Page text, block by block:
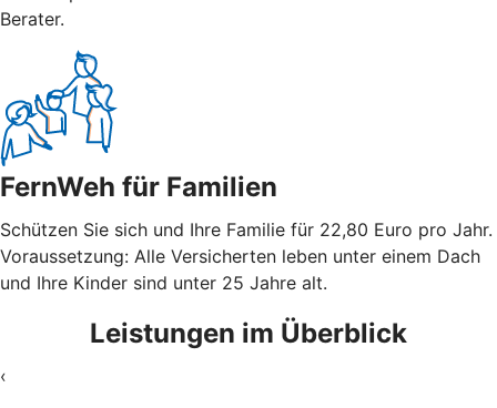
Berater.
FernWeh für Familien
Schützen Sie sich und Ihre Familie für 22,80 Euro pro Jahr.
Voraussetzung: Alle Versicherten leben unter einem Dach
und Ihre Kinder sind unter 25 Jahre alt.
Leistungen im Überblick
‹